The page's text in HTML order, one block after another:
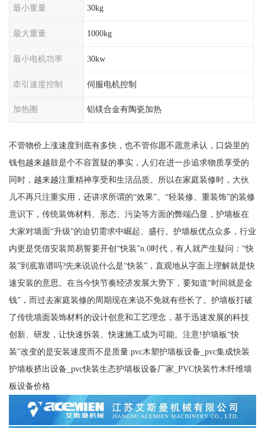
最小重量 30kg
最大重量 1000kg
最小电机功率 30kw
牵引速度控制 伺服电机控制
加热圈 铝镁合金有陶瓷加热
不管物价上涨速度到底有多快，也不管你愿不愿意承认，口袋里的
钱包越来越鼓是个不容置疑的事实，人们在进一步追求物质享受的
同时，越来越注重精神享受和生活品质。所以在家庭装修时，大伙
儿不再只注重实用，还讲求所谓的“效果”。“轻装修、重装饰”的装修
意识下，传统装饰材料、形态、污染等方面的弊端凸显，护墙板在
大家对墙面“升级”的迫切需求中崛起、盛行。护墙板优点众多，行业
内更是凭借安装简易誓要开创“快装”n.0时代，有人就产生疑问：“快
装”到底靠谱吗?先来说说什么是“快装”，直观地从字面上理解就是快
速安装的意思。在当今快节奏经济发展大势下，要知道“时间就是金
钱”，而过去家庭装修的周期现在来说不免就有些长了。护墙板打破
了传统墙面装饰材料的设计创意和工艺理念，基于迅速发展的科技
创新、研发，让快速拆装、快速施工成为可能。注意!护墙板“快
装”改变的是安装速度而不是质量.pvc木塑护墙板设备_pvc集成快装
护墙板挤出设备_pvc快装生态护墙板设备厂家_PVC快装竹木纤维墙
板设备价格